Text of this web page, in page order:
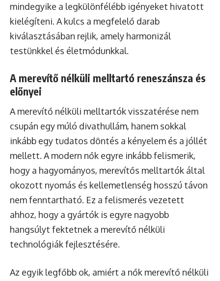
mindegyike a legkülönfélébb igényeket hivatott
kielégíteni. A kulcs a megfelelő darab
kiválasztásában rejlik, amely harmonizál
testünkkel és életmódunkkal.
A merevítő nélküli melltartó reneszánsza és
előnyei
A merevítő nélküli melltartók visszatérése nem
csupán egy múló divathullám, hanem sokkal
inkább egy tudatos döntés a kényelem és a jóllét
mellett. A modern nők egyre inkább felismerik,
hogy a hagyományos, merevítős melltartók által
okozott nyomás és kellemetlenség hosszú távon
nem fenntartható. Ez a felismerés vezetett
ahhoz, hogy a gyártók is egyre nagyobb
hangsúlyt fektetnek a merevítő nélküli
technológiák fejlesztésére.
Az egyik legfőbb ok, amiért a nők merevítő nélküli